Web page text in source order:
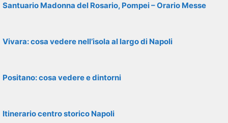
Santuario Madonna del Rosario, Pompei – Orario Messe
Vivara: cosa vedere nell’isola al largo di Napoli
Positano: cosa vedere e dintorni
Itinerario centro storico Napoli